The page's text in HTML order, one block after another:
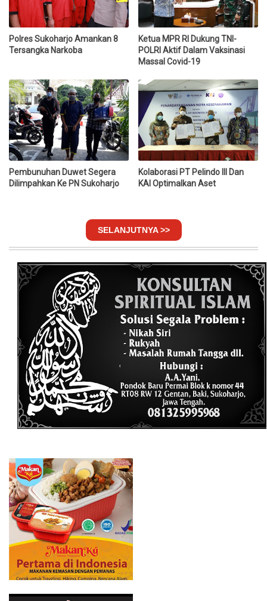
Polres Sukoharjo Amankan 8
Tersangka Narkoba
Ketua MPR RI Dukung TNI-
POLRI Aktif Dalam Vaksinasi
Massal Covid-19
Pembunuhan Duwet Segera
Dilimpahkan Ke PN Sukoharjo
Kolaborasi PT Pelindo III Dan
KAI Optimalkan Aset
SELANJUTNYA >>